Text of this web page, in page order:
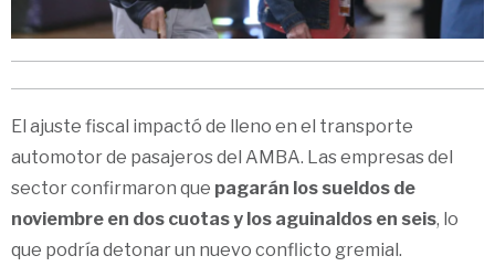
El ajuste fiscal impactó de lleno en el transporte
automotor de pasajeros del AMBA. Las empresas del
sector confirmaron que pagarán los sueldos de
noviembre en dos cuotas y los aguinaldos en seis, lo
que podría detonar un nuevo conflicto gremial.